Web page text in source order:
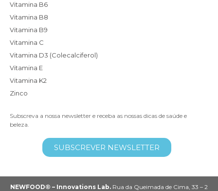
Vitamina B6
Vitamina B8
Vitamina B9
Vitamina C
Vitamina D3 (Colecalciferol)
Vitamina E
Vitamina K2
Zinco
Subscreva a nossa newsletter e receba as nossas dicas de saúde e
beleza.
SUBSCREVER NEWSLETTER
NEWFOOD® – Innovations Lab. Rua da Queimada de Cima, 33 – 2